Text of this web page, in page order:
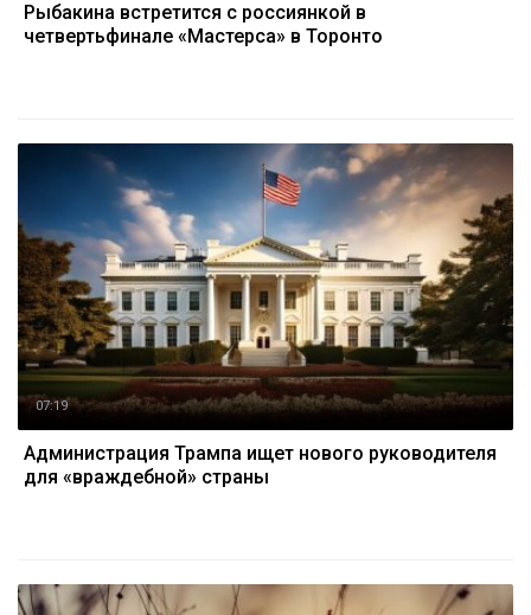
Рыбакина встретится с россиянкой в
четвертьфинале «Мастерса» в Торонто
07:19
Администрация Трампа ищет нового руководителя
для «враждебной» страны